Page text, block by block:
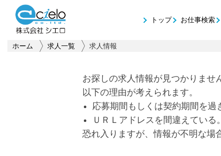
トップ お仕事検索
ホーム 求人一覧 求人情報
お探しの求人情報が見つかりませ
以下の理由が考えられます。
応募期間もしくは契約期間を過
ＵＲＬアドレスを間違えている
恐れ入りますが、情報が不明な場